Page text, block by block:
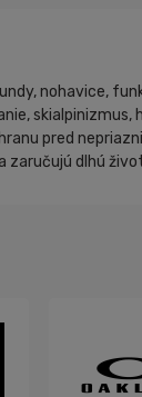
nohavice,
pred
zaručujú dlhú